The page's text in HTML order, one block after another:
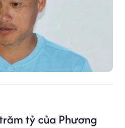
tỷ của Phương